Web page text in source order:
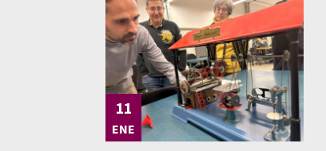
11
ENE